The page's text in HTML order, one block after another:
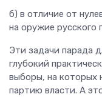
б) в отличие от
на оружие русского
Эти задачи парада
глубокий
выборы, на которых
партию власти. А